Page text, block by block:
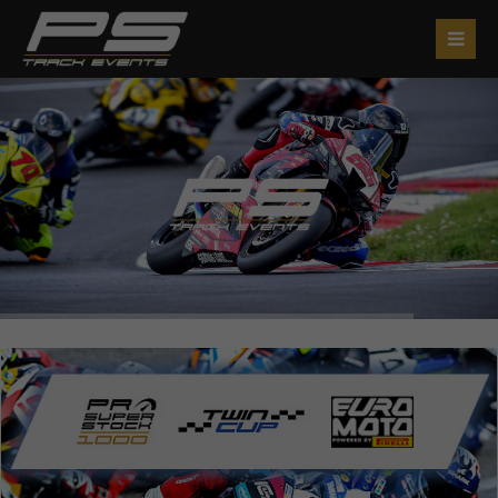
Login
Benutzername
Passwort
Register|Lost your password?